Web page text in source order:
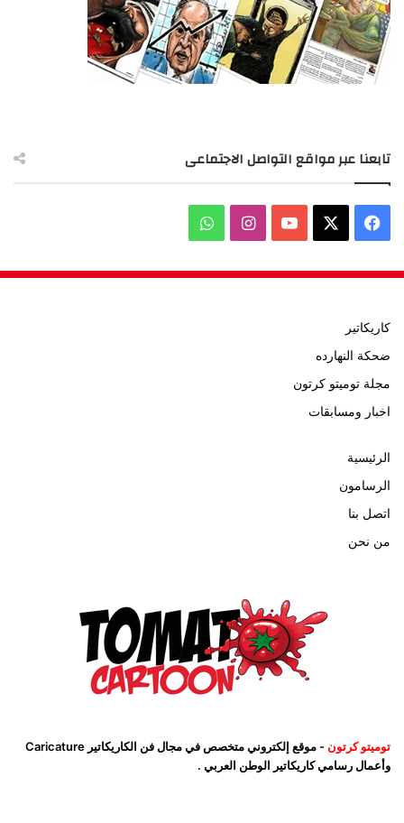
تابعنا عبر مواقع التواصل الاجتماعى
فيسبوك ‫YouTubeانستقرامواتساب
كاريكاتير
ضحكة النهارده
مجلة توميتو كرتون
اخبار ومسابقات
الرئيسية
الرسامون
اتصل بنا
من نحن
توميتو كرتون
- موقع إلكتروني متخصص في مجال فن الكاريكاتير Caricature
وأعمال رسامي كاريكاتير الوطن العربي .